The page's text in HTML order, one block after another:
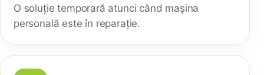
O soluție temporară atunci când mașina
personală este în reparație.